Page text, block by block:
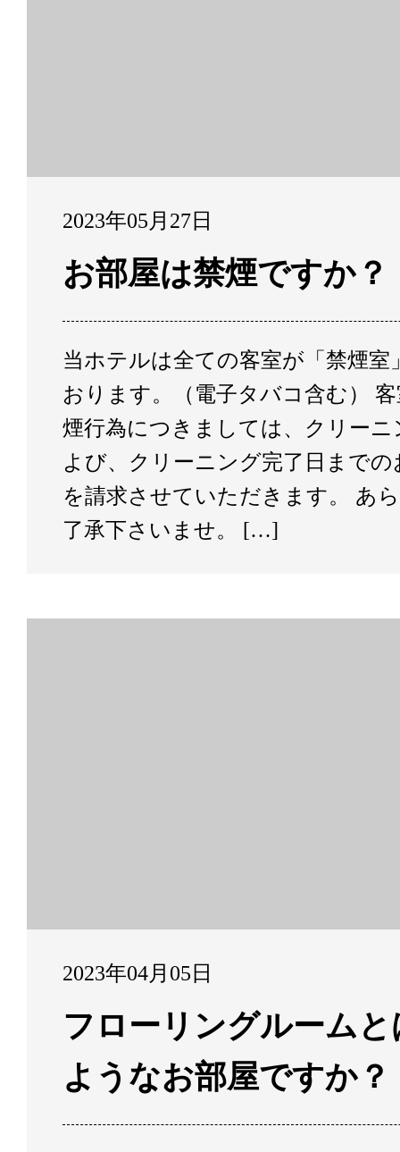
2023年05月27日
お部屋は禁煙ですか？
当ホテルは全ての客室が「禁煙室
おります。（電子タバコ含む）
煙行為につきましては、クリーニ
よび、クリーニング完了日までの
を請求させていただきます。 あ
了承下さいませ。 […]
2023年04月05日
フローリングルーム
ようなお部屋ですか？